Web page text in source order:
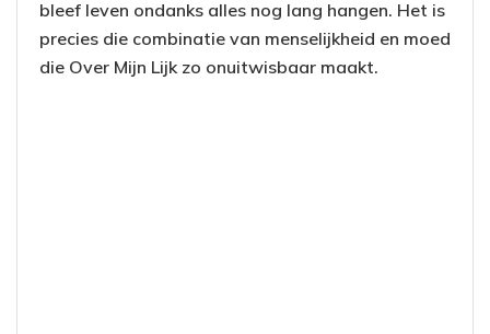
bleef leven ondanks alles nog lang hangen. Het is
precies die combinatie van menselijkheid en moed
die Over Mijn Lijk zo onuitwisbaar maakt.